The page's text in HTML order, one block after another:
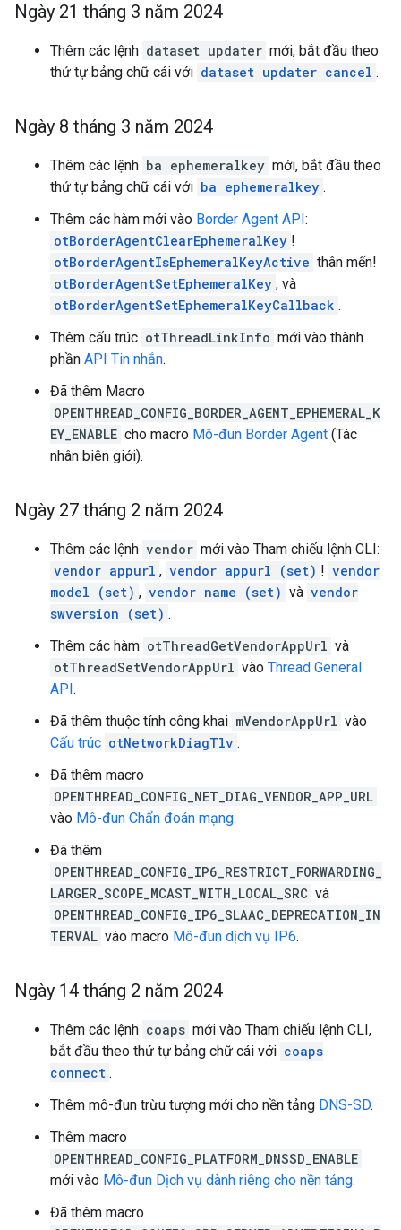
Ngày 21 tháng 3 năm 2024
Thêm các lệnh dataset updater mới, bắt đầu theo
thứ tự bảng chữ cái với dataset updater cancel .
Ngày 8 tháng 3 năm 2024
Thêm các lệnh ba ephemeralkey mới, bắt đầu theo
thứ tự bảng chữ cái với ba ephemeralkey .
Thêm các hàm mới vào Border Agent API:
otBorderAgentClearEphemeralKey !
otBorderAgentIsEphemeralKeyActive thân mến!
otBorderAgentSetEphemeralKey , và
otBorderAgentSetEphemeralKeyCallback .
Thêm cấu trúc otThreadLinkInfo mới vào thành
phần API Tin nhắn.
Đã thêm Macro
OPENTHREAD_CONFIG_BORDER_AGENT_EPHEMERAL_K
EY_ENABLE cho macro Mô-đun Border Agent (Tác
nhân biên giới).
Ngày 27 tháng 2 năm 2024
Thêm các lệnh vendor mới vào Tham chiếu lệnh CLI:
vendor appurl , vendor appurl (set) ! vendor
model (set) , vendor name (set) và vendor
swversion (set) .
Thêm các hàm otThreadGetVendorAppUrl và
otThreadSetVendorAppUrl vào Thread General
API.
Đã thêm thuộc tính công khai mVendorAppUrl vào
Cấu trúc otNetworkDiagTlv .
Đã thêm macro
OPENTHREAD_CONFIG_NET_DIAG_VENDOR_APP_URL
vào Mô-đun Chẩn đoán mạng.
Đã thêm
OPENTHREAD_CONFIG_IP6_RESTRICT_FORWARDING_
LARGER_SCOPE_MCAST_WITH_LOCAL_SRC và
OPENTHREAD_CONFIG_IP6_SLAAC_DEPRECATION_IN
TERVAL vào macro Mô-đun dịch vụ IP6.
Ngày 14 tháng 2 năm 2024
Thêm các lệnh coaps mới vào Tham chiếu lệnh CLI,
bắt đầu theo thứ tự bảng chữ cái với coaps
connect .
Thêm mô-đun trừu tượng mới cho nền tảng DNS-SD.
Thêm macro
OPENTHREAD_CONFIG_PLATFORM_DNSSD_ENABLE
mới vào Mô-đun Dịch vụ dành riêng cho nền tảng.
Đã thêm macro